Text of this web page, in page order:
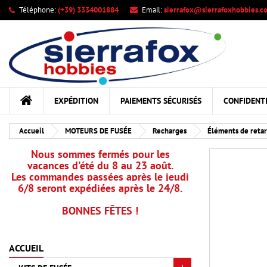
Téléphone:(+39) 3334001884 Email:
EXPÉDITION PAIEMENTS SÉCURISÉS
Accueil MOTEURS DE FUSÉE Recharges Éléments de
Nous sommes fermés pour les
vacances d'été du 8 au 23 août.
Les commandes passées après le jeudi
6/8 seront expédiées après le 24/8.
BONNES FÊTES !
ACCUEIL